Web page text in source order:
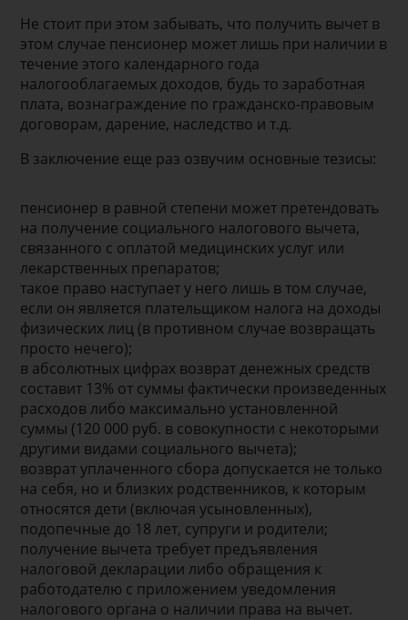
Не стоит при этом забывать, что получить вычет в
этом случае пенсионер может лишь при наличии в
течение этого календарного года
налогооблагаемых доходов, будь то заработная
плата, вознаграждение по гражданско-правовым
договорам, дарение, наследство и т.д.
В заключение еще раз озвучим основные тезисы:
пенсионер в равной степени может претендовать
на получение социального налогового вычета,
связанного с оплатой медицинских услуг или
лекарственных препаратов;
такое право наступает у него лишь в том случае,
если он является плательщиком налога на доходы
физических лиц (в противном случае возвращать
просто нечего);
в абсолютных цифрах возврат денежных средств
составит 13% от суммы фактически произведенных
расходов либо максимально установленной
суммы (120 000 руб. в совокупности с некоторыми
другими видами социального вычета);
возврат уплаченного сбора допускается не только
на себя, но и близких родственников, к которым
относятся дети (включая усыновленных),
подопечные до 18 лет, супруги и родители;
получение вычета требует предъявления
налоговой декларации либо обращения к
работодателю с приложением уведомления
налогового органа о наличии права на вычет.